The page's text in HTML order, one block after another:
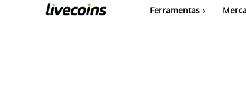
Ferramentas